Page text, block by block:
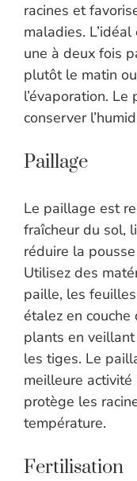
racines et
maladies.
une à deux fois
plutôt le matin
l’évaporation.
conserver
Paillage
Le paillage est
fraîcheur du sol,
réduire la
Utilisez des
paille, les
étalez en couche
plants en
les tiges. Le
meilleure
protège les
température.
Fertilisation